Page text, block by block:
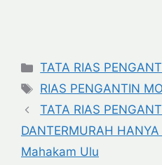
Categories
TATA RIAS
Tags
RIAS PENGANTIN
TATA RIAS
DANTERMURAH
Mahakam Ulu